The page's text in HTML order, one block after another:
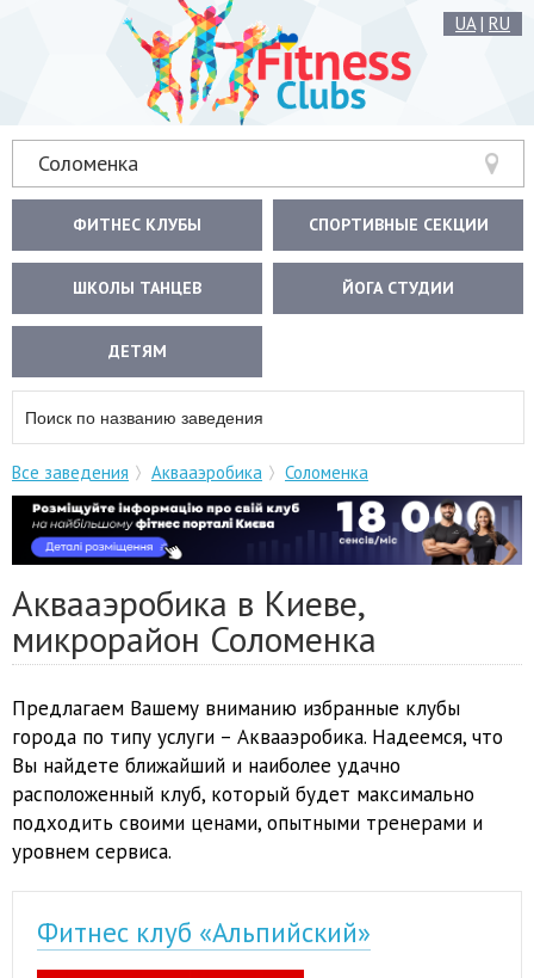
UA| RU
Соломенка
ФИТНЕС КЛУБЫ СПОРТИВНЫЕ СЕКЦИИ
ШКОЛЫ ТАНЦЕВ ЙОГА СТУДИИ
ДЕТЯМ
Все заведения Аквааэробика Соломенка
Аквааэробика в Киеве,
микрорайон Соломенка
Предлагаем Вашему вниманию избранные клубы
города по типу услуги – Аквааэробика. Надеемся, что
Вы найдете ближайший и наиболее удачно
расположенный клуб, который будет максимально
подходить своими ценами, опытными тренерами и
уровнем сервиса.
Фитнес клуб «Альпийский»